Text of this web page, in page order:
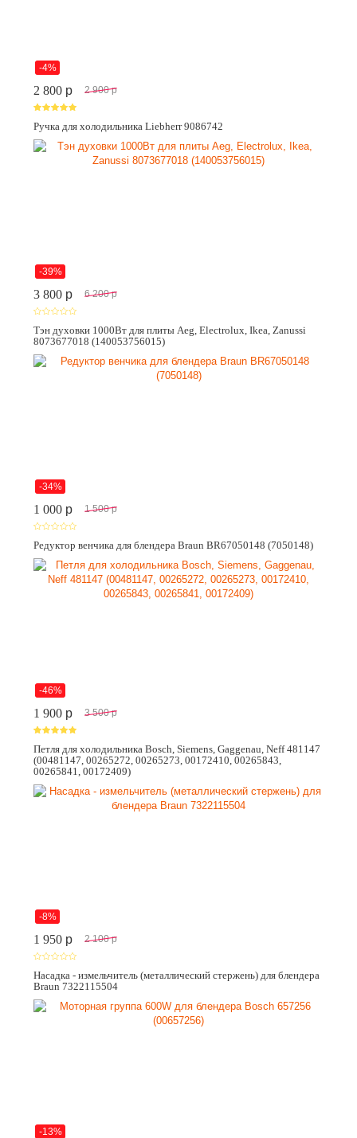
-4%
2 800 p 2 900 p
Ручка для холодильника Liebherr 9086742
-39%
3 800 p 6 200 p
Тэн духовки 1000Вт для плиты Aeg, Electrolux, Ikea, Zanussi
8073677018 (140053756015)
-34%
1 000 p 1 500 p
Редуктор венчика для блендера Braun BR67050148 (7050148)
-46%
1 900 p 3 500 p
Петля для холодильника Bosch, Siemens, Gaggenau, Neff 481147
(00481147, 00265272, 00265273, 00172410, 00265843,
00265841, 00172409)
-8%
1 950 p 2 100 p
Насадка - измельчитель (металлический стержень) для блендера
Braun 7322115504
-13%